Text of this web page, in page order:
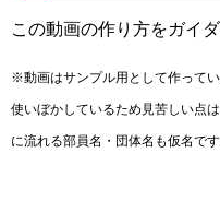
この動画の作り方をガイ
※動画はサンプル用として作って
使いぼかしているため見苦しい点
に流れる部員名・団体名も仮名です